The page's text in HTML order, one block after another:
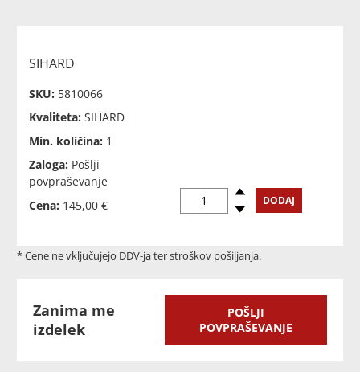
SIHARD
SKU: 5810066
Kvaliteta: SIHARD
Min. količina: 1
Zaloga: Pošlji
povpraševanje
Cena: 145,00 € Zmanjšaj
PovečajDODAJ
* Cene ne vključujejo DDV-ja ter stroškov pošiljanja.
Zanima me
izdelek
POŠLJI
POVPRAŠEVANJE